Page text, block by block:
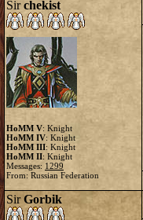
Sirchekist
HoMM V: Knight
HoMM IV: Knight
HoMM III: Knight
HoMM II: Knight
Messages: 1299
From: Russian Federation
SirGorbik